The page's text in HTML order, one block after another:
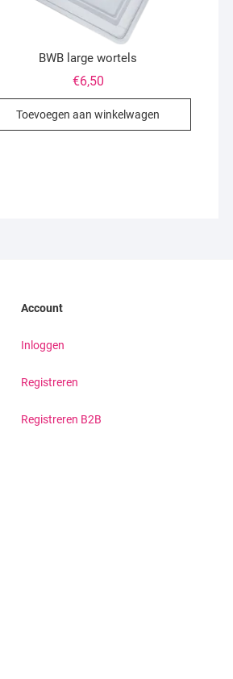
BWB large wortels
€6,50
Toevoegen aan winkelwagen
Account
Inloggen
Registreren
Registreren B2B